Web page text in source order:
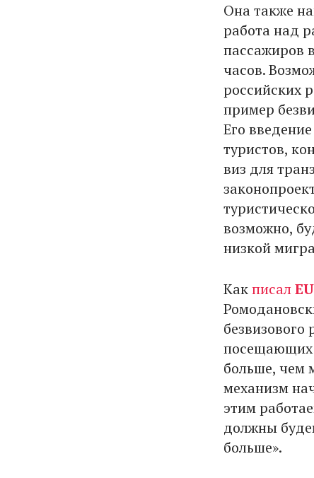
Она также
работа над
пассажиров
часов.
российских
пример
Его
туристов,
виз для
возможно,
низкой
Какписал
посещающих
больше, чем
механизм
этим
должны
больше».